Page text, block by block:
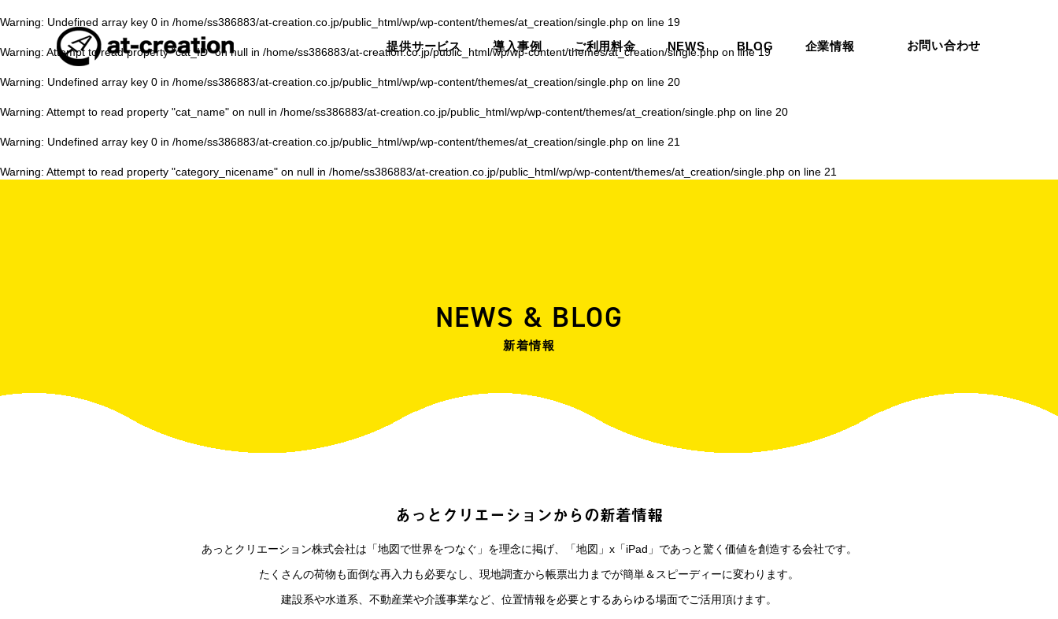
提供サービス 導入事例 ご利用料金 NEWS BLOG 企業情報 お問い合わせ
Warning: Undefined array key 0 in /home/ss386883/at-creation.co.jp/public_html/wp/wp-content/themes/at_creation/single.php on line 19
Warning: Attempt to read property "cat_ID" on null in /home/ss386883/at-creation.co.jp/public_html/wp/wp-content/themes/at_creation/single.php on line19
Warning: Undefined array key 0 in /home/ss386883/at-creation.co.jp/public_html/wp/wp-content/themes/at_creation/single.php on line 20
Warning: Attempt to read property "cat_name" on null in /home/ss386883/at-creation.co.jp/public_html/wp/wp-content/themes/at_creation/single.php on line 20
Warning: Undefined array key 0 in /home/ss386883/at-creation.co.jp/public_html/wp/wp-content/themes/at_creation/single.php on line 21
Warning: Attempt to read property "category_nicename" on null in /home/ss386883/at-creation.co.jp/public_html/wp/wp-content/themes/at_creation/single.php on line 21
NEWS & BLOG
新着情報
あっとクリエーションからの新着情報
あっとクリエーション株式会社は「地図で世界をつなぐ」を理念に掲げ、「地図」x「iPad」であっと驚く価値を創造する会社です。
たくさんの荷物も面倒な再入力も必要なし、現地調査から帳票出力までが簡単＆スピーディーに変わります。
建設系や水道系、不動産業や介護事業など、位置情報を必要とするあらゆる場面でご活用頂けます。